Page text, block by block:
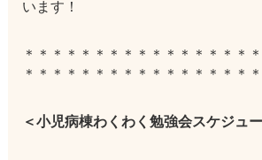
います！
＊＊＊＊＊＊＊＊＊＊＊＊＊＊＊＊
＊＊＊＊＊＊＊＊＊＊＊＊＊＊＊＊
＜小児病棟わくわく勉強会スケジュ